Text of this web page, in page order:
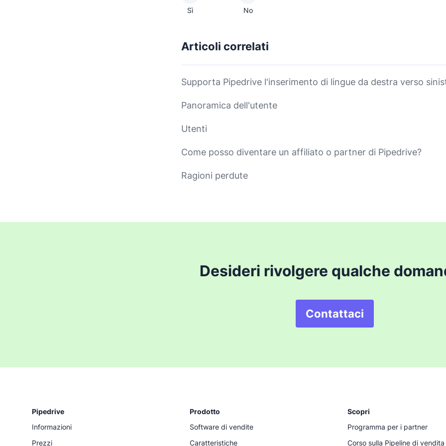
Sì No
Articoli correlati
Supporta Pipedrive l'inserimento di lingue da destra verso
Panoramica dell'utente
Utenti
Come posso diventare un affiliato o partner di Pipedrive?
Ragioni perdute
Desideri rivolgere qualche
Contattaci
Pipedrive
Informazioni
Prezzi
Prodotto
Software di vendite
Caratteristiche
Scopri
Programma per i partner
Corso sulla Pipeline di vendita